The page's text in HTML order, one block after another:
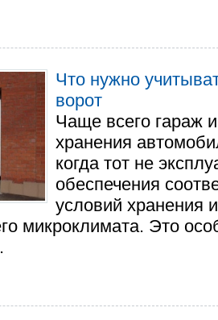
Что нужно
ворот
Чаще всего гараж
хранения
когда тот не
обеспечения
условий хранения
микроклимата. Это